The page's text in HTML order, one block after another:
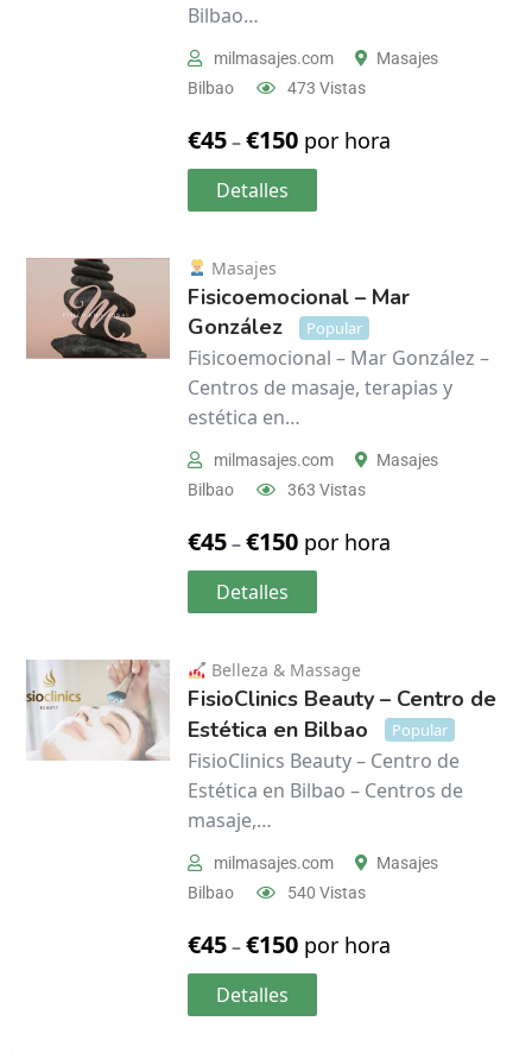
Bilbao…
milmasajes.com
Masajes
Bilbao
473 Vistas
€45–€150 por hora
Detalles
Masajes
Fisicoemocional – Mar
González
Popular
Fisicoemocional – Mar González –
Centros de masaje, terapias y
estética en…
milmasajes.com
Masajes
Bilbao
363 Vistas
€45–€150 por hora
Detalles
Belleza & Massage
FisioClinics Beauty – Centro de
Estética en Bilbao
Popular
FisioClinics Beauty – Centro de
Estética en Bilbao – Centros de
masaje,…
milmasajes.com
Masajes
Bilbao
540 Vistas
€45–€150 por hora
Detalles